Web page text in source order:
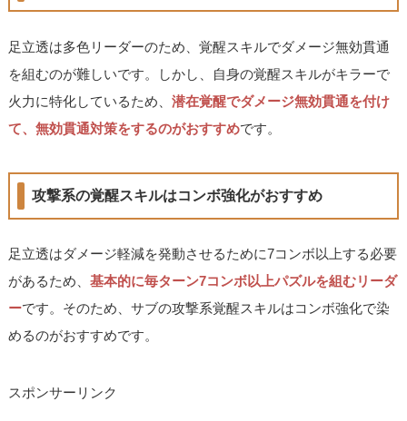
足立透は多色リーダーのため、覚醒スキルでダメージ無効貫通
を組むのが難しいです。しかし、自身の覚醒スキルがキラーで
火力に特化しているため、潜在覚醒でダメージ無効貫通を付け
て、無効貫通対策をするのがおすすめです。
攻撃系の覚醒スキルはコンボ強化がおすすめ
足立透はダメージ軽減を発動させるために7コンボ以上する必要
があるため、基本的に毎ターン7コンボ以上パズルを組むリーダ
ーです。そのため、サブの攻撃系覚醒スキルはコンボ強化で染
めるのがおすすめです。
スポンサーリンク